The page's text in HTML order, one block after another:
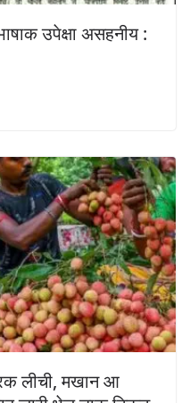
उपेक्षा असहनीय :
लीची, मखान आ